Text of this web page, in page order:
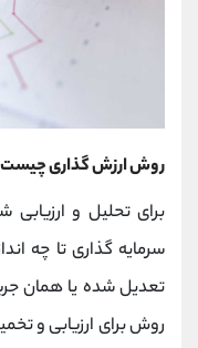
روش ارزش گذاری
برای تحلیل و
سرمایه گذاری تا چه
تعدیل شده یا همان
روش برای ارزیابی و